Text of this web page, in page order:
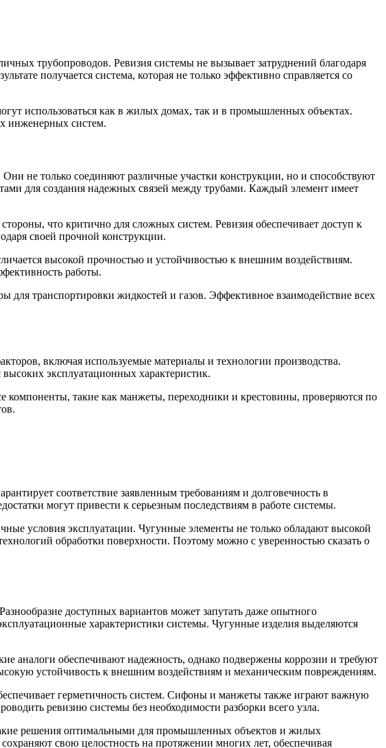
трубопроводов. Ревизия системы не вызывает затруднений благодаря
получается система, которая не только эффективно справляется со
использоваться как в жилых домах, так и в промышленных объектах.
инженерных систем.
не только соединяют различные участки конструкции, но и способствуют
для создания надежных связей между трубами. Каждый элемент имеет
что критично для сложных систем. Ревизия обеспечивает доступ к
своей прочной конструкции.
высокой прочностью и устойчивостью к внешним воздействиям.
работы.
для транспортировки жидкостей и газов. Эффективное взаимодействие всех
включая используемые материалы и технологии производства.
эксплуатационных характеристик.
такие как манжеты, переходники и крестовины, проверяются по
соответствие заявленным требованиям и долговечность в
могут привести к серьезным последствиям в работе системы.
условия эксплуатации. Чугунные элементы не только обладают высокой
обработки поверхности. Поэтому можно с уверенностью сказать о
доступных вариантов может запутать даже опытного
характеристики системы. Чугунные изделия выделяются
аналоги обеспечивают надежность, однако подвержены коррозии и требуют
устойчивость к внешним воздействиям и механическим повреждениям.
герметичность систем. Сифоны и манжеты также играют важную
ревизию системы без необходимости разборки всего узла.
решения оптимальными для промышленных объектов и жилых
свою целостность на протяжении многих лет, обеспечивая